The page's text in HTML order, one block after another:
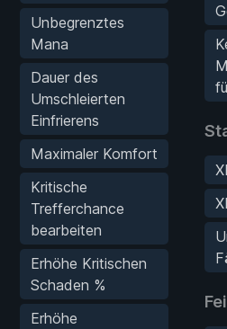
Unbegrenztes
Mana
Dauer des
Umschleierten
Einfrierens
Maximaler Komfort
Kritische
Trefferchance
bearbeiten
Erhöhe Kritischen
Schaden %
Erhöhe